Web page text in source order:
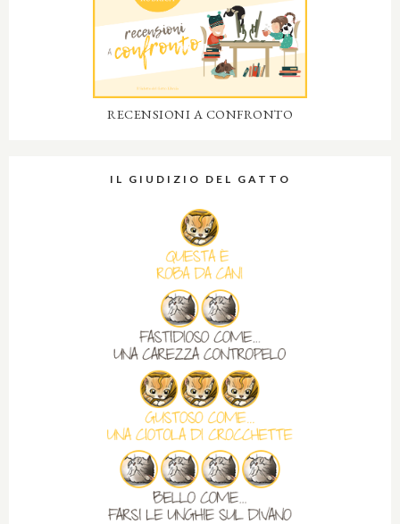
RECENSIONI A CONFRONTO
IL GIUDIZIO DEL GATTO